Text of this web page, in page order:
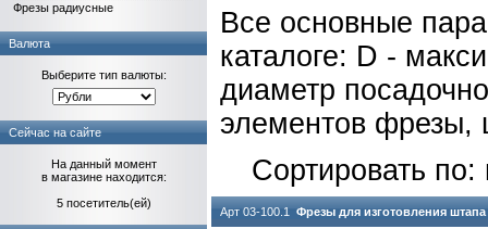
Фрезы радиусные
Валюта
Выберите тип валюты:
Сейчас на сайте
На данный момент
в магазине находится:
5 посетитель(ей)
Все основные
каталоге: D -
диаметр
элементов
Сортировать
Арт 03-100.1 Фрезы для изготовления штапа